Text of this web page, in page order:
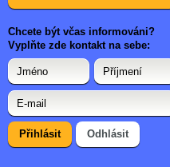
Chcete být včas informováni?
Vyplňte zde kontakt na sebe: